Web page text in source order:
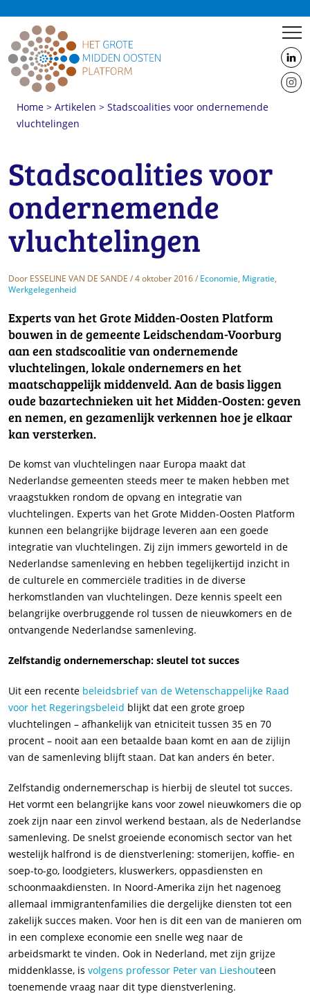
us
on
us
Home > Artikelen > Stadscoalities voor ondernemende
vluchtelingen
Shervin Nekuee en Esseline van de Sande in Leidschendam-Voorburg
Stadscoalities voor
ondernemende
vluchtelingen
Door ESSELINE VAN DE SANDE / 4 oktober 2016 / Economie, Migratie,
Werkgelegenheid
Experts van het Grote Midden-Oosten Platform
bouwen in de gemeente Leidschendam-Voorburg
aan een stadscoalitie van ondernemende
vluchtelingen, lokale ondernemers en het
maatschappelijk middenveld. Aan de basis liggen
oude bazartechnieken uit het Midden-Oosten: geven
en nemen, en gezamenlijk verkennen hoe je elkaar
kan versterken.
De komst van vluchtelingen naar Europa maakt dat
Nederlandse gemeenten steeds meer te maken hebben met
vraagstukken rondom de opvang en integratie van
vluchtelingen. Experts van het Grote Midden-Oosten Platform
kunnen een belangrijke bijdrage leveren aan een goede
integratie van vluchtelingen. Zij zijn immers geworteld in de
Nederlandse samenleving en hebben tegelijkertijd inzicht in
de culturele en commerciële tradities in de diverse
herkomstlanden van vluchtelingen. Deze kennis speelt een
belangrijke overbruggende rol tussen de nieuwkomers en de
ontvangende Nederlandse samenleving.
Zelfstandig ondernemerschap: sleutel tot succes
Uit een recente beleidsbrief van de Wetenschappelijke Raad
voor het Regeringsbeleid blijkt dat een grote groep
vluchtelingen – afhankelijk van etniciteit tussen 35 en 70
procent – nooit aan een betaalde baan komt en aan de zijlijn
van de samenleving blijft staan. Dat kan anders én beter.
Zelfstandig ondernemerschap is hierbij de sleutel tot succes.
Het vormt een belangrijke kans voor zowel nieuwkomers die op
zoek zijn naar een zinvol werkend bestaan, als de Nederlandse
samenleving. De snelst groeiende economisch sector van het
westelijk halfrond is de dienstverlening: stomerijen, koffie- en
soep-to-go, loodgieters, kluswerkers, oppasdiensten en
schoonmaakdiensten. In Noord-Amerika zijn het nagenoeg
allemaal immigrantenfamilies die dergelijke diensten tot een
zakelijk succes maken. Voor hen is dit een van de manieren om
in een complexe economie een snelle weg naar de
arbeidsmarkt te vinden. Ook in Nederland, met zijn grijze
middenklasse, is volgens professor Peter van Lieshouteen
toenemende vraag naar dit type dienstverlening.